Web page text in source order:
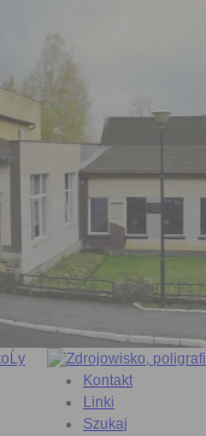
Kontakt
Linki
Szukaj